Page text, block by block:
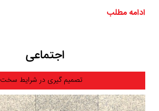
ادامه مطلب
اجتماعی
تصمیم گیری در شرایط سخت